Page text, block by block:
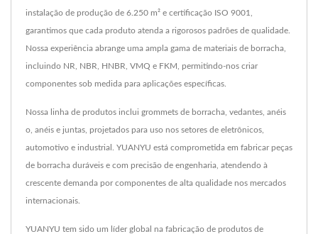
instalação de produção de 6.250 m² e certificação ISO 9001,
garantimos que cada produto atenda a rigorosos padrões de qualidade.
Nossa experiência abrange uma ampla gama de materiais de borracha,
incluindo NR, NBR, HNBR, VMQ e FKM, permitindo-nos criar
componentes sob medida para aplicações específicas.
Nossa linha de produtos inclui grommets de borracha, vedantes, anéis
o, anéis e juntas, projetados para uso nos setores de eletrônicos,
automotivo e industrial. YUANYU está comprometida em fabricar peças
de borracha duráveis e com precisão de engenharia, atendendo à
crescente demanda por componentes de alta qualidade nos mercados
internacionais.
YUANYU tem sido um líder global na fabricação de produtos de